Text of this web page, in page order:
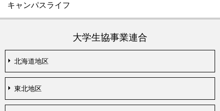
キャンパスライフ
大学生協事業連合
北海道地区
東北地区